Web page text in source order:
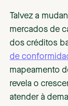
Talvez a
mercados de
dos créditos
de
mapeamento
revela o
atender à